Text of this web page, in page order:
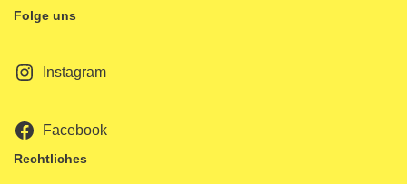
Folge uns
Instagram
Facebook
Rechtliches